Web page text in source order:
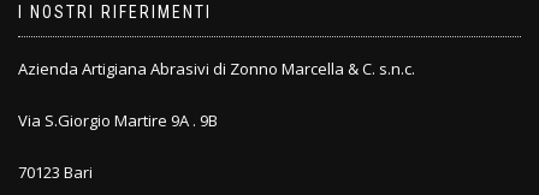
I NOSTRI RIFERIMENTI
Azienda Artigiana Abrasivi di Zonno Marcella & C. s.n.c.
Via S.Giorgio Martire 9A . 9B
70123 Bari